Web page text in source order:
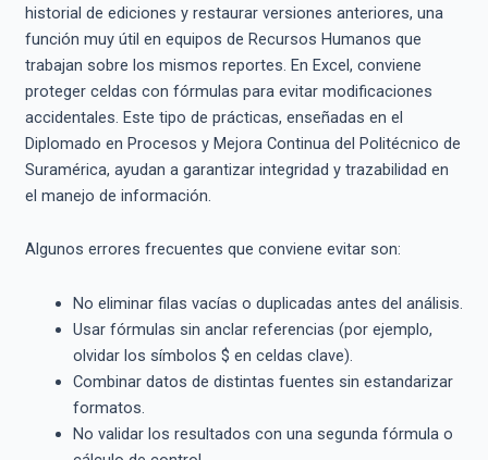
historial de ediciones y restaurar versiones anteriores, una
función muy útil en equipos de Recursos Humanos que
trabajan sobre los mismos reportes. En Excel, conviene
proteger celdas con fórmulas para evitar modificaciones
accidentales. Este tipo de prácticas, enseñadas en el
Diplomado en Procesos y Mejora Continua del Politécnico de
Suramérica, ayudan a garantizar integridad y trazabilidad en
el manejo de información.
Algunos errores frecuentes que conviene evitar son:
No eliminar filas vacías o duplicadas antes del análisis.
Usar fórmulas sin anclar referencias (por ejemplo,
olvidar los símbolos $ en celdas clave).
Combinar datos de distintas fuentes sin estandarizar
formatos.
No validar los resultados con una segunda fórmula o